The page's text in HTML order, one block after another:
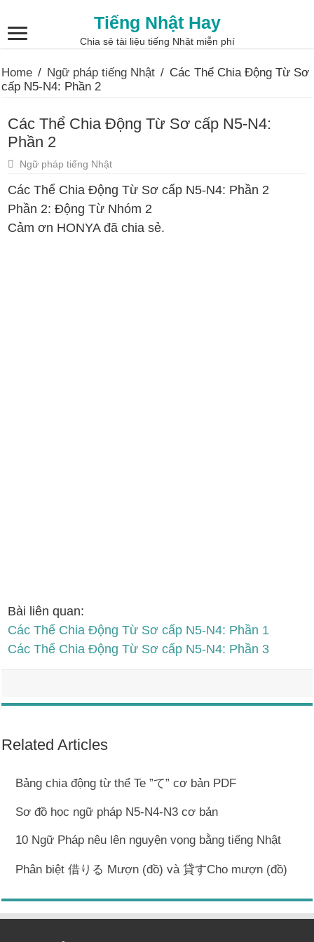
Tiếng Nhật Hay
Chia sẻ tài liệu tiếng Nhật miễn phí
Home / Ngữ pháp tiếng Nhật / Các Thể Chia Động Từ Sơ
cấp N5-N4: Phần 2
Các Thể Chia Động Từ Sơ cấp N5-N4:
Phần 2
Ngữ pháp tiếng Nhật
Các Thể Chia Động Từ Sơ cấp N5-N4: Phần 2
Phần 2: Động Từ Nhóm 2
Cảm ơn HONYA đã chia sẻ.
Bài liên quan:
Các Thể Chia Động Từ Sơ cấp N5-N4: Phần 1
Các Thể Chia Động Từ Sơ cấp N5-N4: Phần 3
Related Articles
Bảng chia động từ thể Te ”て” cơ bản PDF
Sơ đồ học ngữ pháp N5-N4-N3 cơ bản
10 Ngữ Pháp nêu lên nguyện vọng bằng tiếng Nhật
Phân biệt 借りる Mượn (đồ) và 貸すCho mượn (đồ)